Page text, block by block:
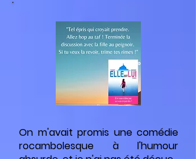
On m'avait promis une comédie
rocambolesque à l'humour